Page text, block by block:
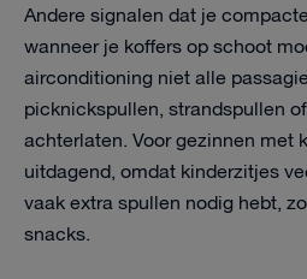
Andere signalen dat je
wanneer je koffers op schoot
airconditioning niet alle
picknickspullen, strandspullen
achterlaten. Voor gezinnen met
uitdagend, omdat kinderzitjes
vaak extra spullen nodig hebt,
snacks.